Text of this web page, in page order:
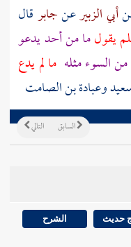
أبي الزبيرعنجابرقال
يقولما من أحد يدعو
السوء مثله ما لم يدع
وعبادة بن الصامت
التالي السابق
حديث الشرح